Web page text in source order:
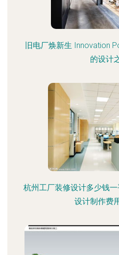
旧电厂焕新生 Innovation
的设计
杭州工厂装修设计多少钱
设计制作费